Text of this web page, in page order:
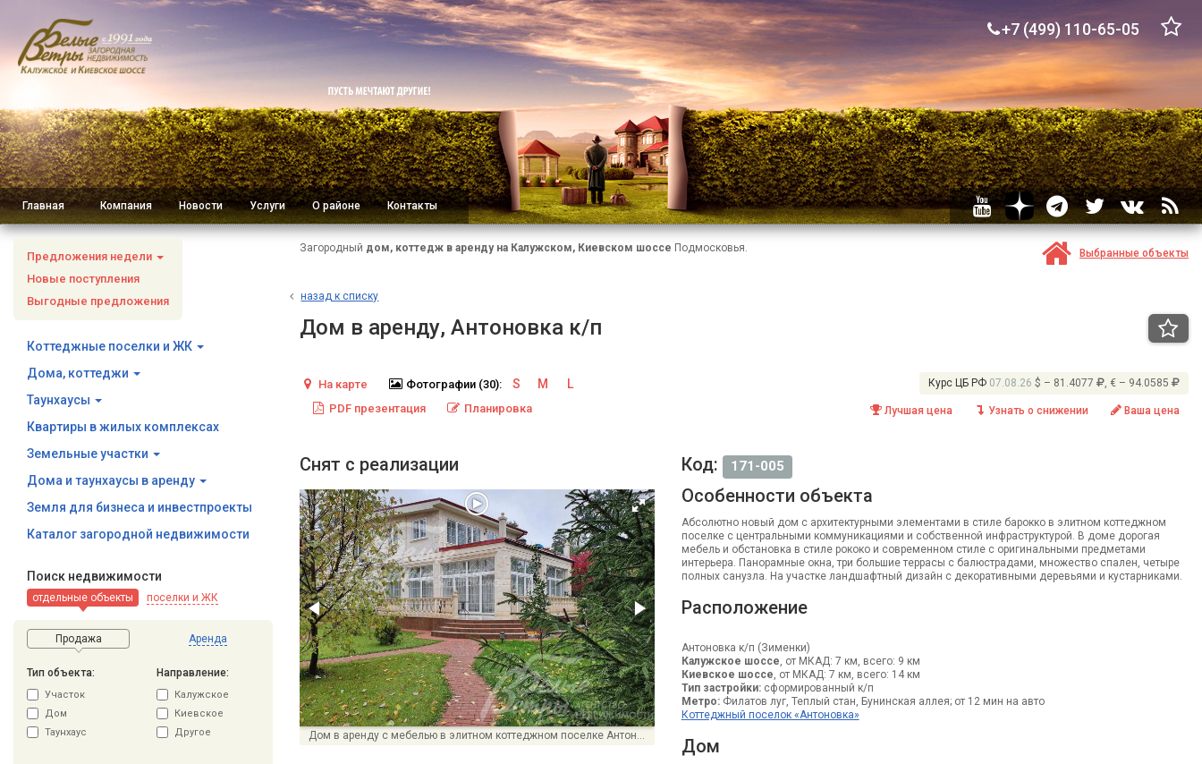
+7 (499) 110-65-05
Главная Компания Новости Услуги О районе Контакты
Предложения недели
Новые поступления
Выгодные предложения
Коттеджные поселки и ЖК
Дома, коттеджи
Таунхаусы
Квартиры в жилых комплексах
Земельные участки
Дома и таунхаусы в аренду
Земля для бизнеса и инвестпроекты
Каталог загородной недвижимости
Поиск недвижимости
отдельные объекты поселки и ЖК
Продажа Аренда
Тип объекта:
Участок
Дом
Таунхаус
Направление:
Калужское
Киевское
Другое
Загородный дом, коттедж в аренду на Калужском, Киевском шоссе Подмосковья. Выбранные объекты
назад к списку
Дом в аренду, Антоновка к/п
Курс ЦБ РФ 07.08.26 $ – 81.4077 , € – 94.0585
Лучшая цена Узнать о снижении Ваша цена
На карте Фотографии (30): S M L
PDF презентация Планировка
Снят с реализации
Дом в аренду с мебелью в элитном коттеджном поселке Антоновка
Код: 171-005
Особенности объекта
Абсолютно новый дом с архитектурными элементами в стиле барокко в элитном коттеджном
поселке с центральными коммуникациями и собственной инфраструктурой. В доме дорогая
мебель и обстановка в стиле рококо и современном стиле с оригинальными предметами
интерьера. Панорамные окна, три большие террасы с балюстрадами, множество спален, четыре
полных санузла. На участке ландшафтный дизайн с декоративными деревьями и кустарниками.
Расположение
Антоновка к/п (Зименки)
Калужское шоссе, от МКАД: 7 км, всего: 9 км
Киевское шоссе, от МКАД: 7 км, всего: 14 км
Тип застройки:сформированный к/п
Метро:Филатов луг, Теплый стан, Бунинская аллея; от 12 мин на авто
Коттеджный поселок «Антоновка»
Дом